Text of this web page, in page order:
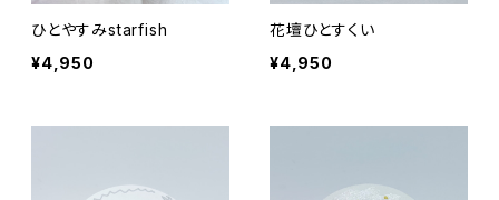
ひとやすみstarfish
¥4,950
花壇ひとすくい
¥4,950